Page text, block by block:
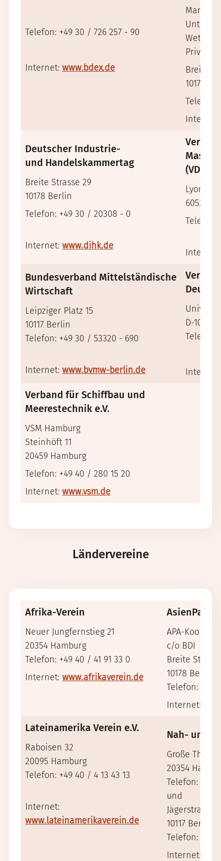
Telefon: +49 30 / 726 257 - 90
Internet: www.bdex.de
Breite
10178
Telefon:
Deutscher Industrie-
und Handelskammertag
Breite Strasse 29
10178 Berlin
Telefon: +49 30 / 20308 - 0
Internet: www.dihk.de
(VDMA)
Lyoner
60528
Telefon:
Internet
Bundesverband Mittelständische
Wirtschaft
Leipziger Platz 15
10117 Berlin
Telefon: +49 30 / 53320 - 690
Internet: www.bvmw-berlin.de
D-10117
Telefon:
Verband für Schiffbau und
Meerestechnik e.V.
VSM Hamburg
Steinhöft 11
20459 Hamburg
Telefon: +49 40 / 280 15 20
Internet: www.vsm.de
Ländervereine
Afrika-Verein
Neuer Jungfernstieg 21
20354 Hamburg
Telefon: +49 40 / 41 91 33 0
Internet: www.afrikaverein.de
APA-
c/o BDI
Breite Straße
10178 Berlin
Telefon: +49
Internet:
Lateinamerika Verein e.V.
Raboisen 32
20095 Hamburg
Telefon: +49 40 / 4 13 43 13
Internet:
www.lateinamerikaverein.de
Nah- und
Große
20354
Telefon: +49
und
Jägerstraße
10117 Berlin
Telefon: +49
Internet: